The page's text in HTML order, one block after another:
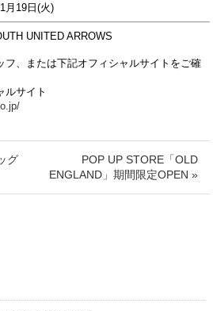
月19日(火)
UNITED ARROWS
フ、または下記オフィシャルサイトをご確
ルサイト
グ
POP UP STORE「OLD
ENGLAND」期間限定OPEN »